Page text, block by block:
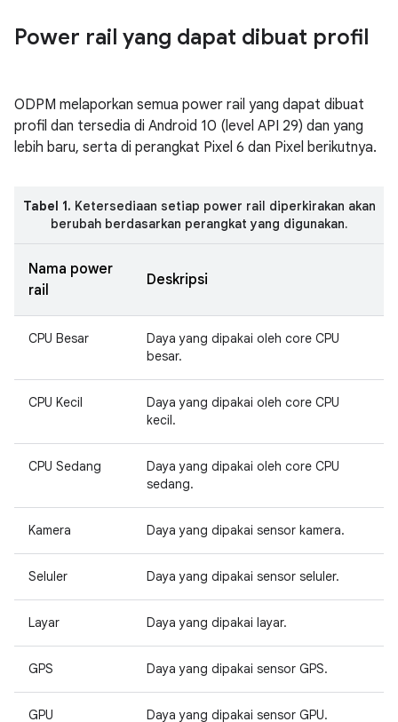
Power rail yang dapat dibuat profil
ODPM melaporkan semua power rail yang dapat dibuat
profil dan tersedia di Android 10 (level API 29) dan yang
lebih baru, serta di perangkat Pixel 6 dan Pixel berikutnya.
Tabel 1. Ketersediaan setiap power rail diperkirakan akan
berubah berdasarkan perangkat yang digunakan.
Nama power
rail
Deskripsi
CPU Besar
Daya yang dipakai oleh core CPU
besar.
CPU Kecil
Daya yang dipakai oleh core CPU
kecil.
CPU Sedang
Daya yang dipakai oleh core CPU
sedang.
Kamera Daya yang dipakai sensor kamera.
Seluler Daya yang dipakai sensor seluler.
Layar Daya yang dipakai layar.
GPS Daya yang dipakai sensor GPS.
GPU Daya yang dipakai sensor GPU.